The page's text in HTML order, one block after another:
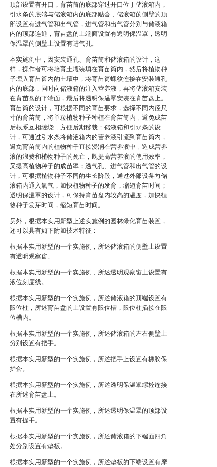
顶部设置有开口，育苗筒的底部穿过开口位于储液箱内，
引水条的底端与储液箱内的底部贴合，储液箱的侧壁的顶
部设置有进气管和出气管，进气管和出气管分别与储液箱
内的顶部连通，育苗盘的上端面设置有透明保温罩，透明
保温罩的侧壁上设置有进气孔。
本实施例中，因安装通孔、育苗筒和储液箱的设计，这
样，操作者可将培育土壤装填在育苗筒内，然后将植物种
子埋入育苗筒内的土壤中，将育苗筒螺纹连接在安装通孔
内的底部，同时向储液箱的注入营养液，再将储液箱安装
在育苗盘的下端面，最后将透明保温罩安装在育苗盘上。
育苗筒的设计，可根据不同的育苗要求，选择不同内径尺
寸的育苗筒，将单粒植物种子种植在育苗筒内，避免成苗
后根系互相缠绕，方便后期移栽；储液箱和引水条的设
计，可通过引水条将储液箱内的营养液引流到育苗筒内，
避免育苗筒内的植物种子直接浸润在营养液中，造成营养
液的浪费和植物种子的死亡，既提高营养液的使用效率，
又提高植物种子的成苗率；透气孔、进气管和出气管的设
计，可根据植物种子不同的生长阶段，通过外部设备向储
液箱内通入氧气，加快植物种子的发育，缩短育苗时间；
透明保温罩的设计，可保持育苗盘内较高的温度，加快植
物种子发芽时间，缩短育苗时间。
另外，根据本实用新型上述实施例的园林绿化育苗装置，
还可以具有如下附加技术特征：
根据本实用新型的一个实施例，所述储液箱的侧壁上设置
有透明观察窗。
根据本实用新型的一个实施例，所述透明观察窗上设置有
液位刻度线。
根据本实用新型的一个实施例，所述储液箱的顶端设置有
限位柱，所述育苗盘的上设置有限位槽，限位柱插接在限
位槽内。
根据本实用新型的一个实施例，所述储液箱的左右侧壁上
分别设置有把手。
根据本实用新型的一个实施例，所述把手上设置有橡胶保
护套。
根据本实用新型的一个实施例，所述透明保温罩螺栓连接
在所述育苗盘上。
根据本实用新型的一个实施例，所述透明保温罩的顶部设
置有提手。
根据本实用新型的一个实施例，所述储液箱的下端面四角
处分别设置有垫板。
根据本实用新型的一个实施例，所述垫板的下端设置有摩